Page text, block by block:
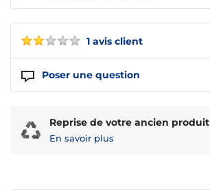
1 avis client
Poser une question
Reprise de votre ancien produit
En savoir plus